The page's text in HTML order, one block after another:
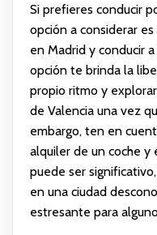
Si prefieres conducir
opción a considerar
en Madrid y conducir
opción te brinda la
propio ritmo y
de Valencia una vez
embargo, ten en
alquiler de un coche y
puede ser
en una ciudad
estresante para